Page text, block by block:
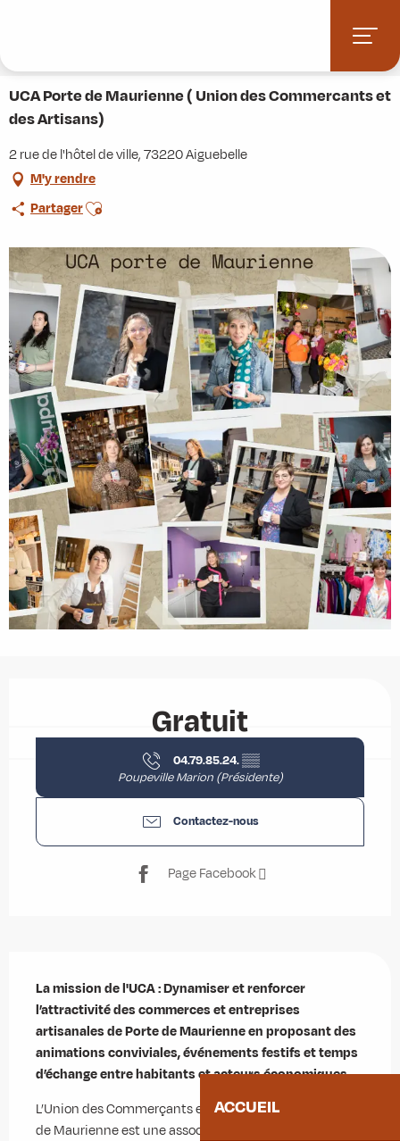
principal
ACCUEIL
UCA Porte de Maurienne ( Union des Commercants et
des Artisans)
2 rue de l'hôtel de ville, 73220 Aiguebelle
M'y rendre
PartagerAjouter aux favoris
Gratuit
04.79.85.24.▒▒
Poupeville Marion (Présidente)
Contactez-nous
Page Facebook
La mission de l'UCA : Dynamiser et renforcer
l’attractivité des commerces et entreprises
artisanales de Porte de Maurienne en proposant des
animations conviviales, événements festifs et temps
d’échange entre habitants et acteurs économiques.
L’Union des Commerçants et Artisans (UCA) de la Porte
de Maurienne est une association locale engagée au